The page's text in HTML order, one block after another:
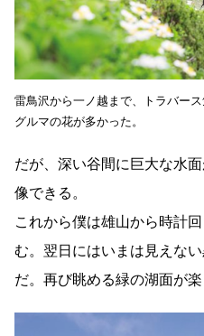
雷鳥沢から一ノ越まで、トラバー
グルマの花が多かった。
だが、深い谷間に巨大な水
像できる。
これから僕は雄山から時計
む。翌日にはいまは見えな
だ。再び眺める緑の湖面が楽